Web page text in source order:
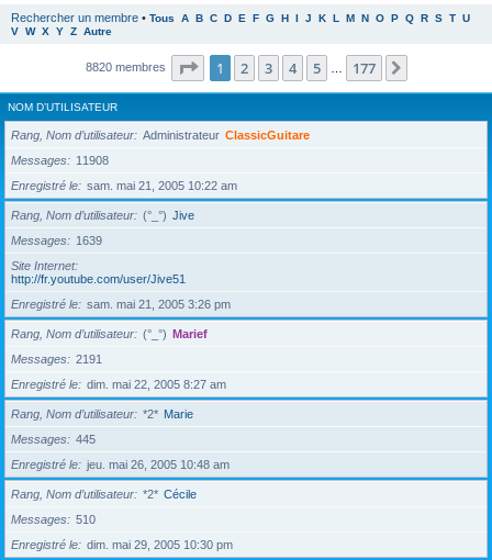
Rechercher un membre • Tous A B C D E F G H I J K L M N O P Q R S T U
V W X Y Z Autre
8820 membres Page 1sur177
1 2 3 4 5 177
NOM D’UTILISATEUR
Rang, Nom d’utilisateur Administrateur ClassicGuitare
Messages
11908
Enregistré le
sam. mai 21, 2005 10:22 am
Rang, Nom d’utilisateur (°_°) Jive
Messages
1639
Site Internet
http://fr.youtube.com/user/Jive51
Enregistré le
sam. mai 21, 2005 3:26 pm
Rang, Nom d’utilisateur (°_°) Marief
Messages
2191
Enregistré le
dim. mai 22, 2005 8:27 am
Rang, Nom d’utilisateur *2* Marie
Messages
445
Enregistré le
jeu. mai 26, 2005 10:48 am
Rang, Nom d’utilisateur *2* Cécile
Messages
510
Enregistré le
dim. mai 29, 2005 10:30 pm